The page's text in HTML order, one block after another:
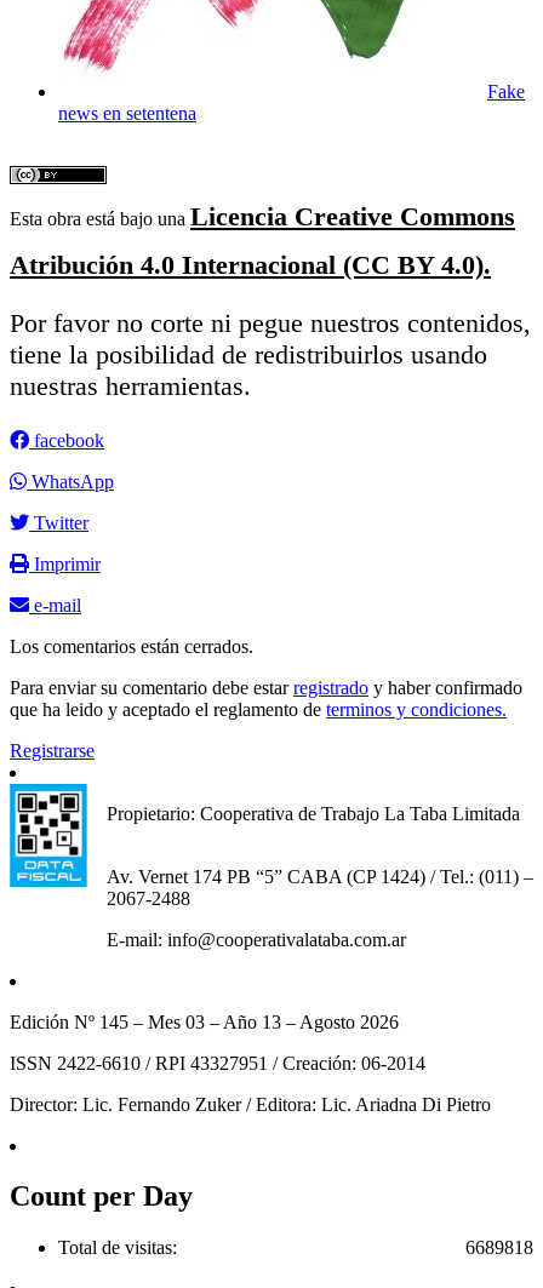
Fake
news en setentena
Esta obra está bajo una Licencia Creative Commons
Atribución 4.0 Internacional (CC BY 4.0).
Por favor no corte ni pegue nuestros contenidos,
tiene la posibilidad de redistribuirlos usando
nuestras herramientas.
facebook
WhatsApp
Twitter
Imprimir
e-mail
Los comentarios están cerrados.
Para enviar su comentario debe estarregistrado y haber confirmado
que ha leido y aceptado el reglamento de terminos y condiciones.
Registrarse
Propietario: Cooperativa de Trabajo La Taba Limitada
Av. Vernet 174 PB “5” CABA (CP 1424) / Tel.: (011) –
2067-2488
E-mail: info@cooperativalataba.com.ar
Edición Nº 145 – Mes 03 – Año 13 – Agosto 2026
ISSN 2422-6610 / RPI 43327951 / Creación: 06-2014
Director: Lic. Fernando Zuker / Editora: Lic. Ariadna Di Pietro
Count per Day
6689818
Total de visitas: